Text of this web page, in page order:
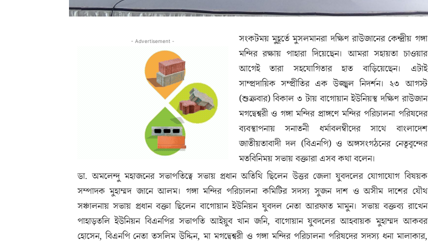
- Advertisement -
সংকটময় মুহূর্তে মুসলমানরা দক্ষিণ রাউজানের কেন্দ্রীয় গঙ্গা
মন্দির রক্ষায় পাহারা দিয়েছেন। আমরা সহায়তা চাওয়ার
আগেই তারা সহযোগিতার হাত বাড়িয়েছেন। এটাই
সাম্প্রদায়িক সম্প্রীতির এক উজ্জ্বল নিদর্শন। ২৩ আগস্ট
(শুক্রবার) বিকাল ৩ টায় বাগোয়ান ইউনিয়স্থ দক্ষিণ রাউজান
মগদ্বেশ্বরী ও গঙ্গা মন্দির প্রাঙ্গণে মন্দির পরিচালনা পরিষদের
ব্যবস্থাপনায় সনাতনী ধর্মাবলম্বীদের সাথে বাংলাদেশ
জাতীয়তাবাদী দল (বিএনপি) ও অঙ্গসংগঠনের নেতৃবৃন্দের
মতবিনিময় সভায় বক্তারা এসব কথা বলেন।
ডা. অমলেন্দু মহাজনের সভাপতিত্বে সভায় প্রধান অতিথি ছিলেন উত্তর জেলা যুবদলের যোগাযোগ বিষয়ক
সম্পাদক মুহাম্মদ জানে আলম। গঙ্গা মন্দির পরিচালনা কমিটির সদস্য সুজন দাশ ও অসীম দাশের যৌথ
সঞ্চালনায় সভায় প্রধান বক্তা ছিলেন বাগোয়ান ইউনিয়ন যুবদল নেতা আরফাত মামুন। সভায় বক্তব্য রাখেন
পাহাড়তলি ইউনিয়ন বিএনপির সভাপতি আইয়ুব খান জনি, বাগোয়ান যুবদলের আহবায়ক মুহাম্মদ আকবর
হোসেন, বিএনপি নেতা তসলিম উদ্দিন, মা মগদ্বেশ্বরী ও গঙ্গা মন্দির পরিচালনা পরিষদের সদস্য ধনা মালাকার,